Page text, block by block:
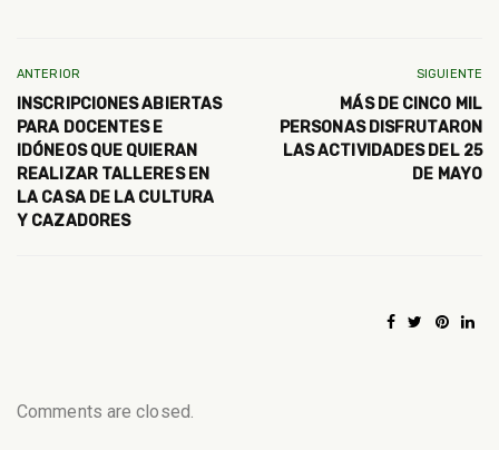
ANTERIOR
INSCRIPCIONES ABIERTAS
PARA DOCENTES E
IDÓNEOS QUE QUIERAN
REALIZAR TALLERES EN
LA CASA DE LA CULTURA
Y CAZADORES
SIGUIENTE
MÁS DE CINCO MIL
PERSONAS DISFRUTARON
LAS ACTIVIDADES DEL 25
DE MAYO
Comments are closed.